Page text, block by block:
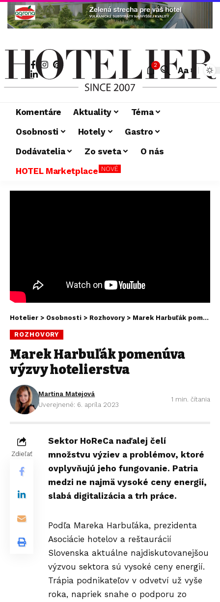
2
Aa
Komentáre Aktuality
Téma
Osobnosti
Hotely
Gastro
Dodávatelia
Zo sveta
O nás
HOTEL Marketplace NOVÉ
Hotelier > Osobnosti > Rozhovory> Marek Harbuľák pomenúva výzvy hotelierstva
ROZHOVORY
Marek Harbuľák pomenúva
výzvy hotelierstva
Martina Matejová
Uverejnené: 6. apríla 2023
1 min. čítania
Zdieľať
Sektor HoReCa naďalej čelí
množstvu výziev a problémov, ktoré
ovplyvňujú jeho fungovanie. Patria
medzi ne najmä vysoké ceny energií,
slabá digitalizácia a trh práce.
Podľa Mareka Harbuľáka, prezidenta
Asociácie hotelov a reštaurácií
Slovenska aktuálne najdiskutovanejšou
výzvou sektora sú vysoké ceny energií.
Trápia podnikateľov v odvetví už vyše
roka, napriek snahe o podporu zo